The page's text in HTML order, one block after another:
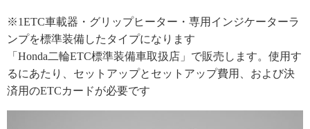
※1ETC車載器・グリップヒーター・専用インジケーターラ
ンプを標準装備したタイプになります
「Honda二輪ETC標準装備車取扱店」で販売します。使用す
るにあたり、セットアップとセットアップ費用、および決
済用のETCカードが必要です